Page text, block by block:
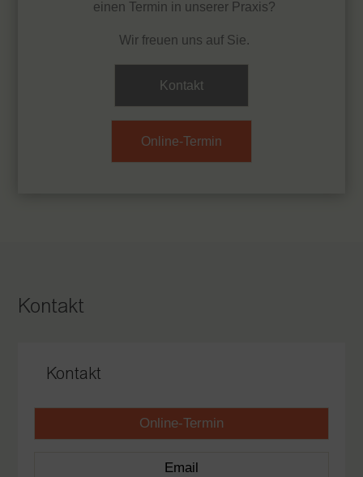
einen Termin in unserer Praxis?
Wir freuen uns auf Sie.
Kontakt
Online-Termin
Kontakt
Kontakt
Online-Termin
Email